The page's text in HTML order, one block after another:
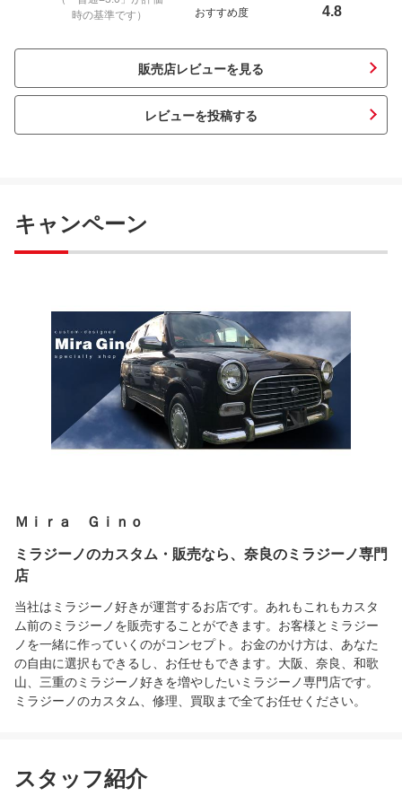
時の基準です）
おすすめ度 4.8
販売店レビューを見る
レビューを投稿する
キャンペーン
Ｍｉｒａ Ｇｉｎｏ
ミラジーノのカスタム・販売なら、奈良のミラジーノ専門
店
当社はミラジーノ好きが運営するお店です。あれもこれもカスタ
ム前のミラジーノを販売することができます。お客様とミラジー
ノを一緒に作っていくのがコンセプト。お金のかけ方は、あなた
の自由に選択もできるし、お任せもできます。大阪、奈良、和歌
山、三重のミラジーノ好きを増やしたいミラジーノ専門店です。
ミラジーノのカスタム、修理、買取まで全てお任せください。
スタッフ紹介